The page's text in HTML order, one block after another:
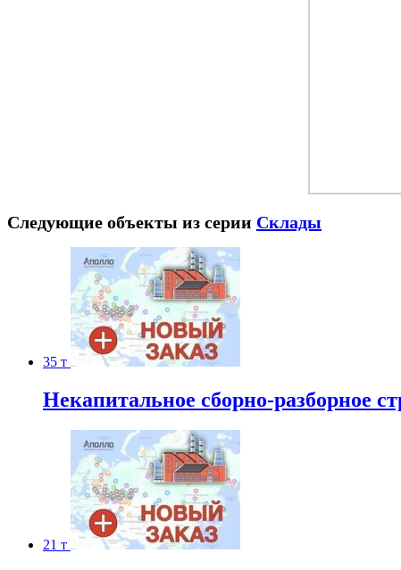
Следующие объекты из серии Склады
35 т
Некапитальное сборно-разборное
21 т